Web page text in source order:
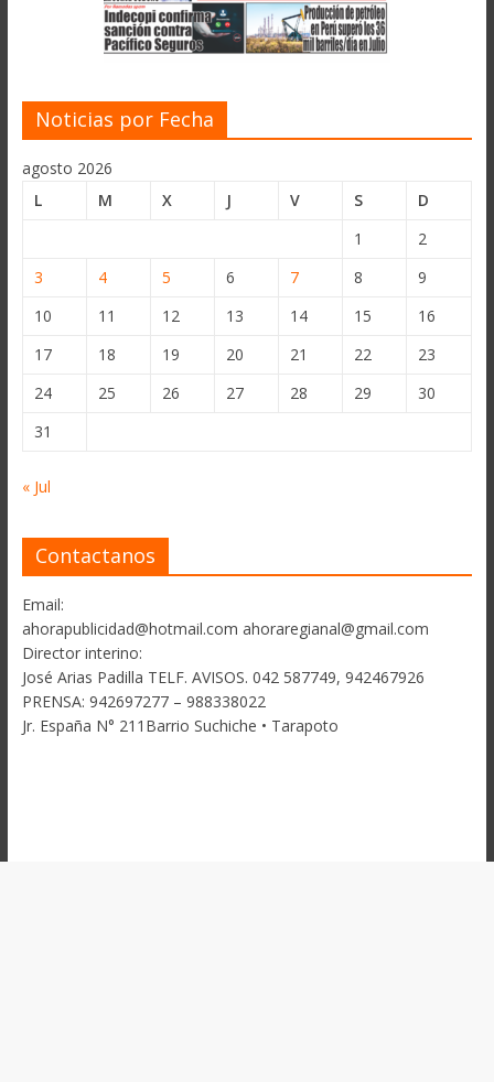
Noticias por Fecha
agosto 2026
L
M X J V S
D
1
2
3
4 5 6 7 8
9
10
11 12 13 14 15
16
17
18 19 20 21 22
23
24
25 26 27 28 29
30
31
« Jul
Contactanos
Email:
ahorapublicidad@hotmail.com ahoraregianal@gmail.com
Director interino:
José Arias Padilla TELF. AVISOS. 042 587749, 942467926
PRENSA: 942697277 – 988338022
Jr. España N° 211Barrio Suchiche • Tarapoto